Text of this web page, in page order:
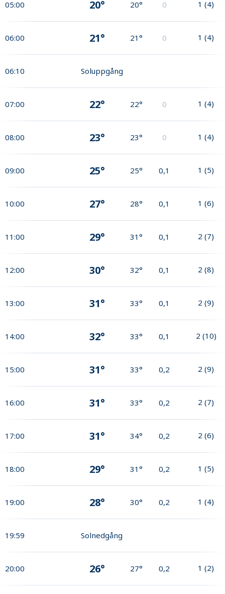
05:00 20° 20° 0 1 (4)
06:00 21° 21° 0 1 (4)
06:10 Soluppgång
07:00 22° 22° 0 1 (4)
08:00 23° 23° 0 1 (4)
09:00 25° 25° 0,1 1 (5)
10:00 27° 28° 0,1 1 (6)
11:00 29° 31° 0,1 2 (7)
12:00 30° 32° 0,1 2 (8)
13:00 31° 33° 0,1 2 (9)
14:00 32° 33° 0,1 2 (10)
15:00 31° 33° 0,2 2 (9)
16:00 31° 33° 0,2 2 (7)
17:00 31° 34° 0,2 2 (6)
18:00 29° 31° 0,2 1 (5)
19:00 28° 30° 0,2 1 (4)
19:59 Solnedgång
20:00 26° 27° 0,2 1 (2)